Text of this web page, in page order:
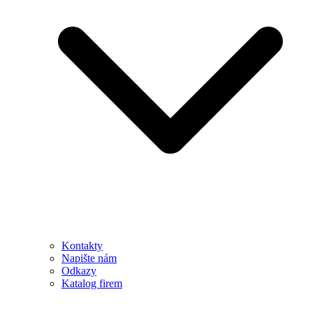
Kontakty
Napište nám
Odkazy
Katalog firem